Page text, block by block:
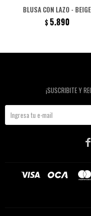
BLUSA CON LAZO - BEIGE
$ 5.890
¡SUSCRIBITE Y
